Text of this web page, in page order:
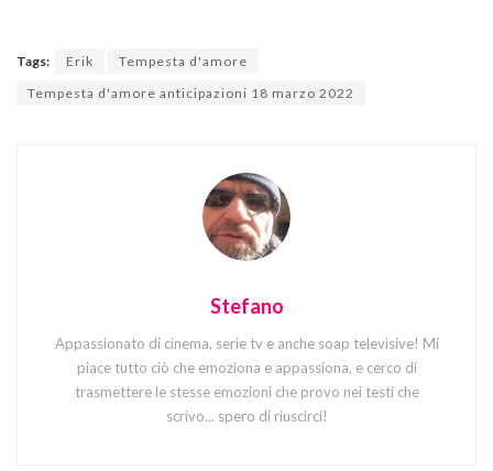
Tags: Erik
Tempesta d'amore
Tempesta d'amore anticipazioni 18 marzo 2022
Stefano
Appassionato di cinema, serie tv e anche soap televisive! Mi
piace tutto ciò che emoziona e appassiona, e cerco di
trasmettere le stesse emozioni che provo nei testi che
scrivo... spero di riuscirci!